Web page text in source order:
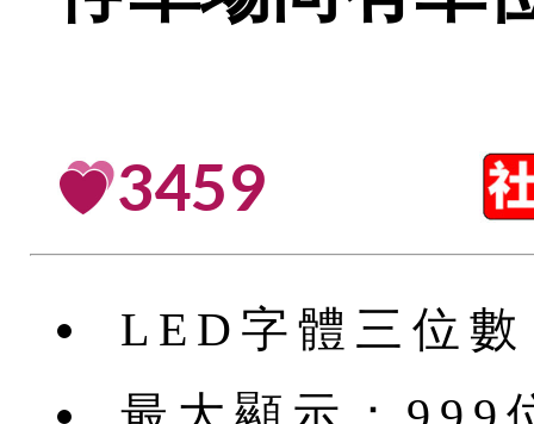
3459
LED字體三位